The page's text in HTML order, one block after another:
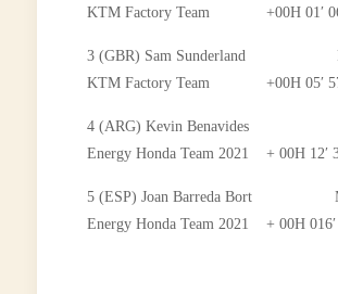
KTM Factory Team +00H 01′
3 (GBR) Sam Sunderland
KTM Factory Team +00H 05′
4 (ARG) Kevin Benavides
Energy Honda Team 2021 + 00H 12′
5 (ESP) Joan Barreda Bort
Energy Honda Team 2021 + 00H 016′